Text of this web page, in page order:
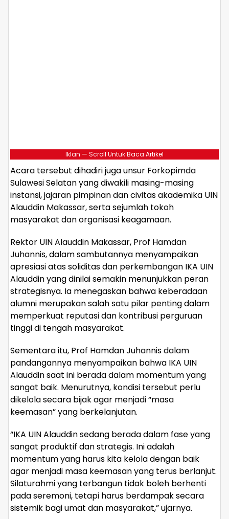
Iklan — Scroll Untuk Baca Artikel
Acara tersebut dihadiri juga unsur Forkopimda
Sulawesi Selatan yang diwakili masing-masing
instansi, jajaran pimpinan dan civitas akademika UIN
Alauddin Makassar, serta sejumlah tokoh
masyarakat dan organisasi keagamaan.
Rektor UIN Alauddin Makassar, Prof Hamdan
Juhannis, dalam sambutannya menyampaikan
apresiasi atas soliditas dan perkembangan IKA UIN
Alauddin yang dinilai semakin menunjukkan peran
strategisnya. Ia menegaskan bahwa keberadaan
alumni merupakan salah satu pilar penting dalam
memperkuat reputasi dan kontribusi perguruan
tinggi di tengah masyarakat.
Sementara itu, Prof Hamdan Juhannis dalam
pandangannya menyampaikan bahwa IKA UIN
Alauddin saat ini berada dalam momentum yang
sangat baik. Menurutnya, kondisi tersebut perlu
dikelola secara bijak agar menjadi “masa
keemasan” yang berkelanjutan.
“IKA UIN Alauddin sedang berada dalam fase yang
sangat produktif dan strategis. Ini adalah
momentum yang harus kita kelola dengan baik
agar menjadi masa keemasan yang terus berlanjut.
Silaturahmi yang terbangun tidak boleh berhenti
pada seremoni, tetapi harus berdampak secara
sistemik bagi umat dan masyarakat,” ujarnya.